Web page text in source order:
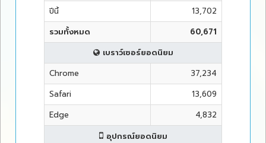
ปีนี้
13,702
รวมทั้งหมด
60,671
เบราว์เซอร์ยอดนิยม
Chrome
37,234
Safari
13,609
Edge
4,832
อุปกรณ์ยอดนิยม